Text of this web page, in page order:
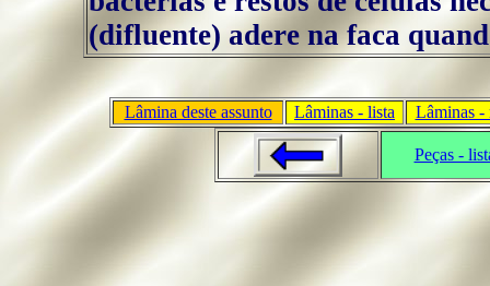
(difluente) adere na faca
Lâmina deste assunto Lâminas - lista Lâminas -
Peças -